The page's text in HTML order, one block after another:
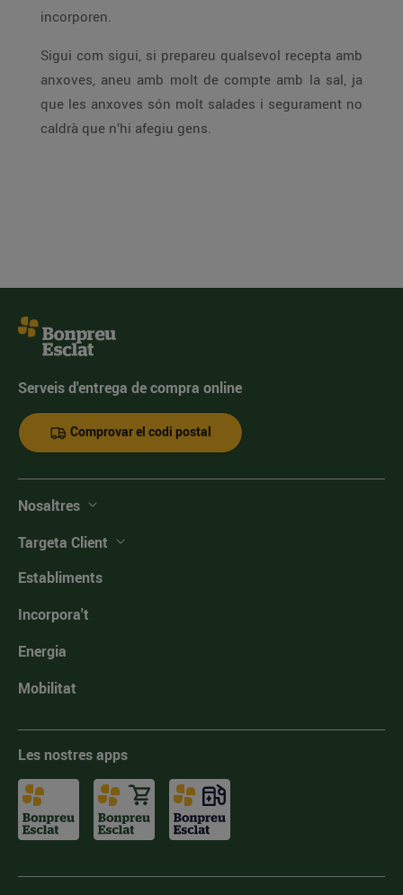
incorporen.
Sigui com sigui, si prepareu qualsevol recepta amb
anxoves, aneu amb molt de compte amb la sal, ja
que les anxoves són molt salades i segurament no
caldrà que n’hi afegiu gens.
Serveis d'entrega de compra online
Comprovar el codi postal
Nosaltres
Targeta Client
Establiments
Incorpora't
Energia
Mobilitat
Les nostres apps